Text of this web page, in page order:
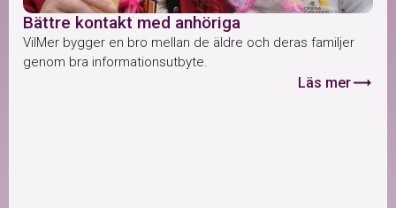
Bättre kontakt med anhöriga
VilMer bygger en bro mellan de äldre och deras familjer
genom bra informationsutbyte.
Läs mertrending_flat